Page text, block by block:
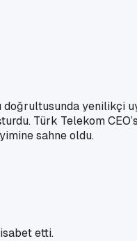
yenilikçi
Türk Telekom
sahne oldu.
etti.